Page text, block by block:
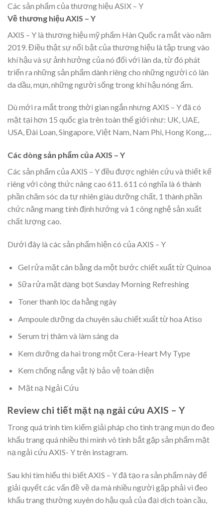
Các sản phẩm của thương hiệu ASIX – Y
Về thương hiệu AXIS – Y
AXIS – Y là thương hiệu mỹ phẩm Hàn Quốc ra mắt vào năm
2019. Điều thật sự nổi bật của thương hiệu là tập trung vào
khí hậu và sự ảnh hưởng của nó đối với làn da, từ đó phát
triển ra những sản phẩm dành riêng cho những người có làn
da dầu, mụn, những người sống trong khí hậu nóng ẩm.
Dù mới ra mắt trong thời gian ngắn nhưng AXIS – Y đã có
mặt tại hơn 15 quốc gia trên toàn thế giới như: UK, UAE,
USA, Đài Loan, Singapore, Việt Nam, Nam Phi, Hong Kong,…
Các dòng sản phẩm của AXIS – Y
Các sản phẩm của AXIS – Y đều được nghiên cứu và thiết kế
riêng với công thức nâng cao 611. 611 có nghĩa là 6 thành
phần chăm sóc da tự nhiên giàu dưỡng chất, 1 thành phần
chức năng mang tính định hướng và 1 công nghệ sản xuất
chất lượng cao.
Dưới đây là các sản phẩm hiện có của AXIS – Y
Gel rửa mặt cân bằng da một bước chiết xuất từ Quinoa
Sữa rửa mặt dạng bọt Sunday Morning Refreshing
Toner thanh lọc da hằng ngày
Ampoule dưỡng da chuyên sâu chiết xuất từ hoa Atiso
Serum trị thâm và làm sáng da
Kem dưỡng da hai trong một Cera-Heart My Type
Kem chống nắng vật lý bảo vệ toàn diện
Mặt nạ Ngải Cứu
Review chi tiết mặt nạ ngải cứu AXIS – Y
Trong quá trình tìm kiếm giải pháp cho tình trạng mụn do đeo
khẩu trang quá nhiều thì mình vô tình bắt gặp sản phẩm mặt
nạ ngải cứu AXIS- Y trên instagram.
Sau khi tìm hiểu thì biết AXIS – Y đã tạo ra sản phẩm này để
giải quyết các vấn đề về da mà nhiều người gặp phải vì đeo
khẩu trang thường xuyên do hậu quả của đại dịch toàn cầu,